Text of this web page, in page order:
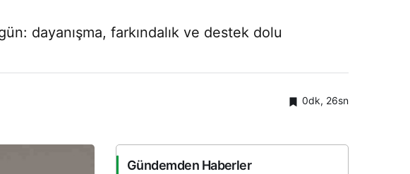
dayanışma, farkındalık ve destek dolu
0dk, 26sn
Gündemden Haberler